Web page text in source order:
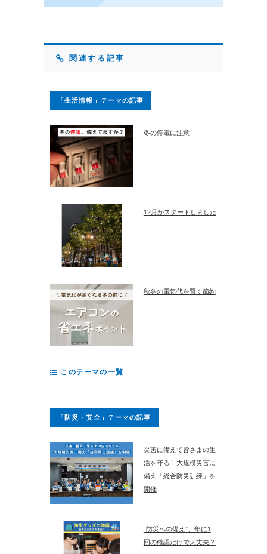
関連する記事
「生活情報」テーマの記事
冬の停電に注意
12月がスタートしました
秋冬の電気代を賢く節約
このテーマの一覧
「防災・安全」テーマの記事
災害に備えて皆さまの生
活を守る！大規模災害に
備え「総合防災訓練」を
開催
“防災への備え”、年に1
回の確認だけで大丈夫？